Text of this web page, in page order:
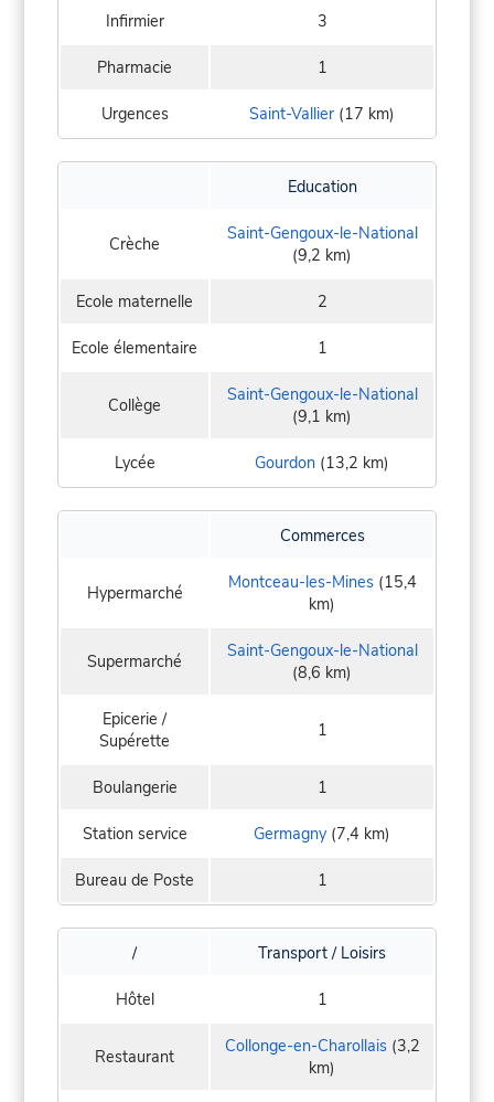
Infirmier 3
Pharmacie 1
Urgences Saint-Vallier (17 km)
Education
Crèche
Saint-Gengoux-le-National
(9,2 km)
Ecole maternelle 2
Ecole élementaire 1
Collège
Saint-Gengoux-le-National
(9,1 km)
Lycée Gourdon (13,2 km)
Commerces
Hypermarché Montceau-les-Mines(15,4
km)
Supermarché
Saint-Gengoux-le-National
(8,6 km)
Epicerie /
Supérette
1
Boulangerie 1
Station service Germagny (7,4 km)
Bureau de Poste 1
/ Transport / Loisirs
Hôtel 1
Restaurant Collonge-en-Charollais(3,2
km)